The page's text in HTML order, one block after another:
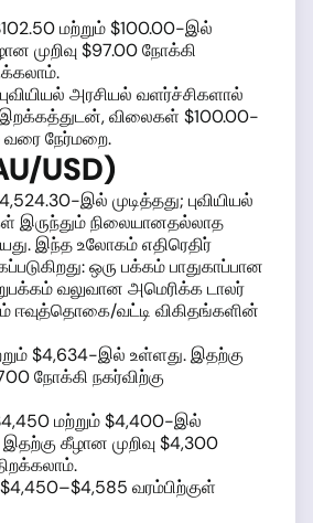
மற்றும் $100.00-இல்
முறிவு $97.00 நோக்கி
புவியியல் அரசியல் வளர்ச்சிகளால்
விலைகள் $100.00-
வரை நேர்மறை.
USD)
இல் முடித்தது; புவியியல்
இருந்தும் நிலையானதல்லாத
இந்த உலோகம் எதிரெதிர்
ஒரு பக்கம் பாதுகாப்பான
வலுவான அமெரிக்க டாலர்
ஈவுத்தொகை/வட்டி விகிதங்களின்
$4,634-இல் உள்ளது. இதற்கு
நோக்கி நகர்விற்கு
மற்றும் $4,400-இல்
கீழான முறிவு $4,300
$4,450–$4,585 வரம்பிற்குள்